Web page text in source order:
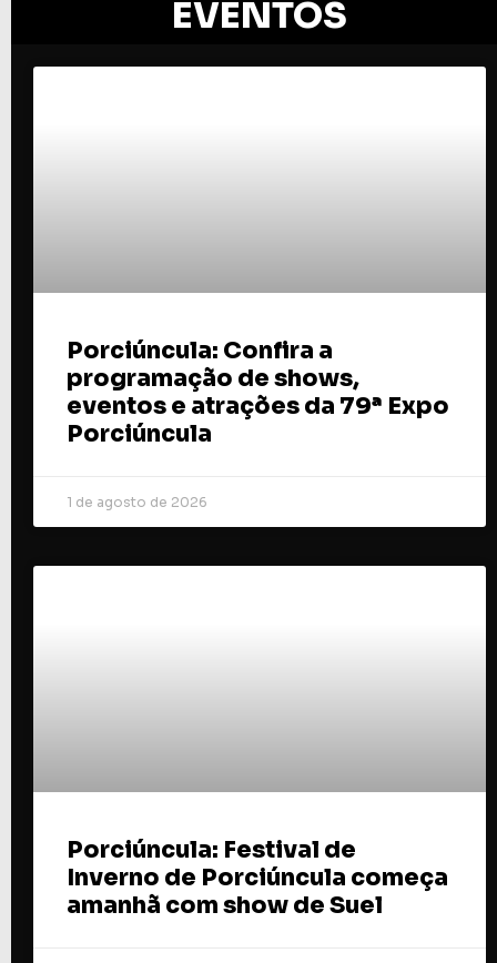
EVENTOS
Porciúncula: Confira a
programação de shows,
eventos e atrações da 79ª Expo
Porciúncula
1 de agosto de 2026
Porciúncula: Festival de
Inverno de Porciúncula começa
amanhã com show de Suel